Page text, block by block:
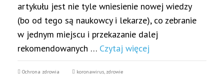
artykułu jest nie tyle wniesienie nowej wiedzy
(bo od tego są naukowcy i lekarze), co zebranie
w jednym miejscu i przekazanie dalej
rekomendowanych … Czytaj więcej
Ochrona zdrowia koronawirus, zdrowie